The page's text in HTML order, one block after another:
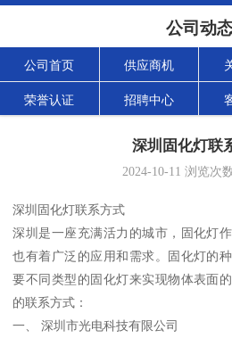
公司动
公司首页 供应商机
荣誉认证 招聘中心
深圳固化灯联
2024-10-11 浏览次
深圳固化灯联系方式
深圳是一座充满活力的城市，固化灯
也有着广泛的应用和需求。固化灯的
要不同类型的固化灯来实现物体表面
的联系方式：
一、 深圳市光电科技有限公司